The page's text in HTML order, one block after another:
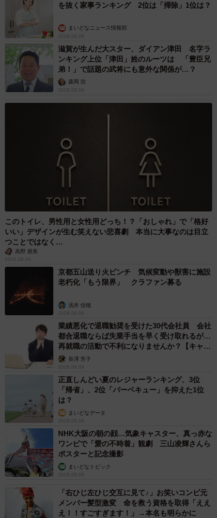
を抜く家事ランキング 2位は「掃除」1位は？
まいどなニュース情報部
2026.08.09
滋賀が生んだ大スター、ダイアン津田 名字ラ
ンキング上位「津田」姓のルーツは 「豊臣兄
弟！」で話題の武将にも意外な関係が…？
森岡 浩
2026.08.09
このトイレ、男性用と女性用どっち！？「おしゃれ」で「格好
いい」デザインが生む笑えない悲喜劇 本当に大事なのは目立
つことではなく…
高野 朋美
2026.08.09
京都五山送り火ピンチ 気候変動や獣害に施設
老朽化「もう限界」 クラファン募る
浅井 佳穂
2026.08.09
業績悪化で退職勧奨を受けた30代会社員 会社
都合退職ならば失業手当を早く受け取れるが…
再就職の活動で不利になりませんか？【キャリ
アカウンセラーが解説】
長澤 芳子
2026.08.09
正直しんどい夏のレジャーランキング、3位
「帰省」、2位「バーベキュー」を抑えた1位
は？
まいどなデータ
2026.08.09
NHK大阪の朝の顔…気象キャスター、真っ赤な
ワンピで「愛の不時着」観劇 三山凌輝さんら
ポスターと記念撮影
まいどなトピック
2026.08.09
「右ひじ左ひじ交互に見て♪」お笑いコンビ元
メンバー髪型激変 命を救う資格を取得「ええ
え！！すごすぎます！」→本名も明らかに